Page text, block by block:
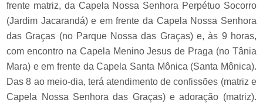
frente matriz, da Capela Nossa Senhora Perpétuo Socorro
(Jardim Jacarandá) e em frente da Capela Nossa Senhora
das Graças (no Parque Nossa das Graças) e, às 9 horas,
com encontro na Capela Menino Jesus de Praga (no Tânia
Mara) e em frente da Capela Santa Mônica (Santa Mônica).
Das 8 ao meio-dia, terá atendimento de confissões (matriz e
Capela Nossa Senhora das Graças) e adoração (matriz).